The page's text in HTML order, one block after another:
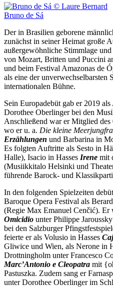
Bruno de Sá
Der in Brasilien geborene
zunächst in seiner Heimat große
außergewöhnliche Stimmlage
von Mozart, Britten und Puccini
und beim Festival Amazonas de
als eine der unverwechselbarsten
internationalen Bühne.
Sein Europadebüt gab er 2019
Dorothee Oberlinger bei den
Anschließend war er Mitglied des
wo er u. a. Die kleine
Erzählungen und Barbarina in
Es folgten Auftritte als Sesto in
Halle), Isacio in Hasses Irene mit
(Musiikkitalo Helsinki und
führende Barock- und
In den folgenden Spielzeiten
Baroque Opera Festival als
(Regie Max Emanuel Cenčić). Er
Omicidio unter Philippe
bei den Salzburger
feierte er als Volusio in Hasses
Gliwice und Wien, als Nerone in
Drottningholm unter Francesco
Marc’Antonio e Cleopatra mit
Pastuszka. Zudem sang er
unter Dorothee Oberlinger im